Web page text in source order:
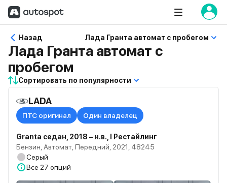
Назад Лада Гранта автомат с пробегом
Лада Гранта автомат с
пробегом
Сортировать по популярности
LADA
ПТС оригинал Один владелец
Granta седан, 2018 – н.в., I Рестайлинг
Бензин, Автомат, Передний, 2021, 48245
Серый
Все 27 опций